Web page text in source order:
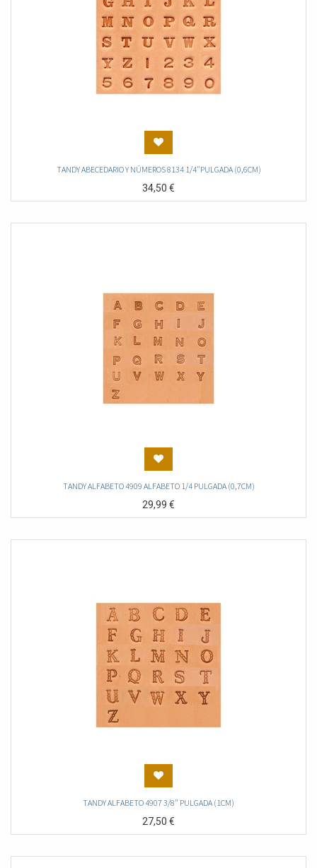
TANDY ABECEDARIO Y NÚMEROS 8134 1/4"PULGADA (0,6CM)
34,50€
TANDY ALFABETO 4909 ALFABETO 1/4 PULGADA (0,7CM)
29,99€
TANDY ALFABETO 4907 3/8" PULGADA (1CM)
27,50€